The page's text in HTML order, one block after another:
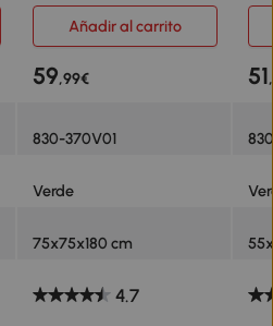
Puntas 37 Piñas Base
Plegable y Soporte de
Interior Verde
Añadir al carrito
59,99€ 51
830-370V01
Verde
75x75x180 cm
4.7